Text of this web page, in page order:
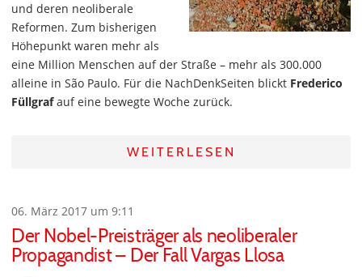
und deren neoliberale
Reformen. Zum bisherigen
Höhepunkt waren mehr als
eine Million Menschen auf der Straße – mehr als 300.000
alleine in São Paulo. Für die NachDenkSeiten blickt Frederico
Füllgrafauf eine bewegte Woche zurück.
WEITERLESEN
06. März 2017 um 9:11
Der Nobel-Preisträger als neoliberaler
Propagandist – Der Fall Vargas Llosa